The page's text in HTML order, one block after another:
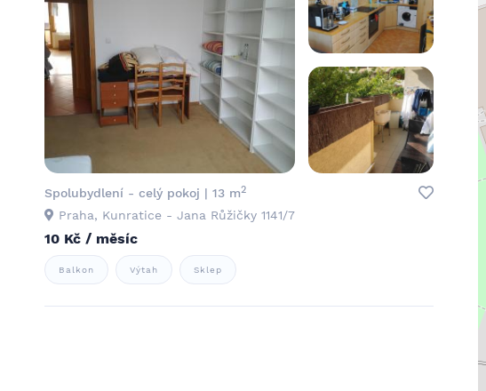
Spolubydlení - celý pokoj | 13 m2
Praha, Kunratice - Jana Růžičky 1141/7
10 Kč / měsíc
Balkon Výtah Sklep